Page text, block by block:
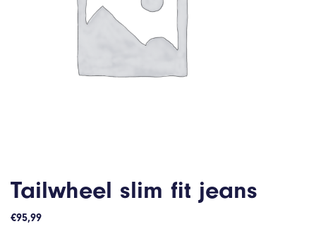
Tailwheel slim fit jeans
€95,99